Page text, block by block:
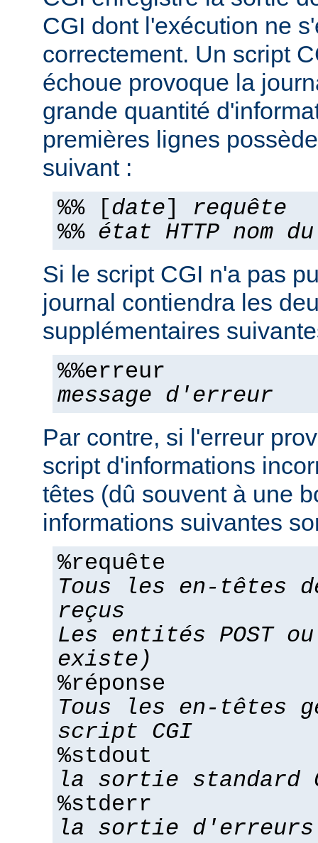
CGI dont l'exécution ne
correctement. Un script
échoue provoque la
grande quantité
premières lignes
suivant :
%% [date] requête
%% état HTTP nom
Si le script CGI n'a pas
journal contiendra les
supplémentaires
%%erreur
message d'erreur
Par contre, si l'erreur
script d'informations
têtes (dû souvent à une
informations suivantes
%requête
Tous les en-têtes
reçus
Les entités POST
existe)
%réponse
Tous les en-têtes
script CGI
%stdout
la sortie standard
%stderr
la sortie d'erreurs